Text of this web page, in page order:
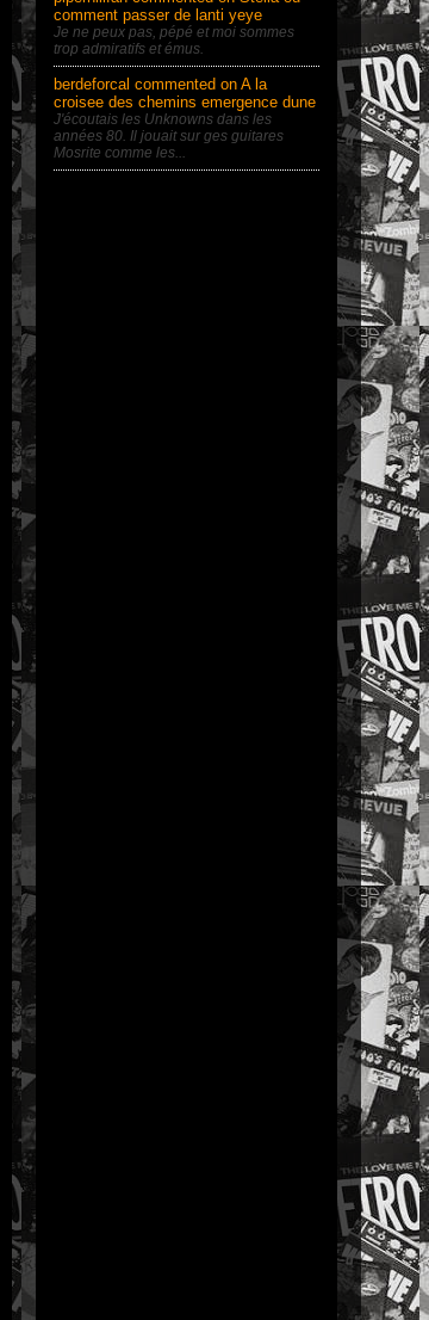
comment passer de lanti yeye
Je ne peux pas, pépé et moi sommes
trop admiratifs et émus.
berdeforcal commented on A la
croisee des chemins emergence dune
J'écoutais les Unknowns dans les
années 80. Il jouait sur ges guitares
Mosrite comme les...